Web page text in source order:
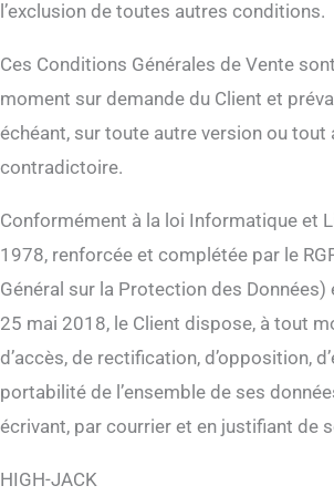
l’exclusion de toutes autres conditions.
Ces Conditions Générales de Vente
moment sur demande du Client et
échéant, sur toute autre version ou tout
contradictoire.
Conformément à la loi Informatique et
1978, renforcée et complétée par le
Général sur la Protection des Données)
25 mai 2018, le Client dispose, à tout
d’accès, de rectification, d’opposition,
portabilité de l’ensemble de ses
écrivant, par courrier et en justifiant de
HIGH-JACK